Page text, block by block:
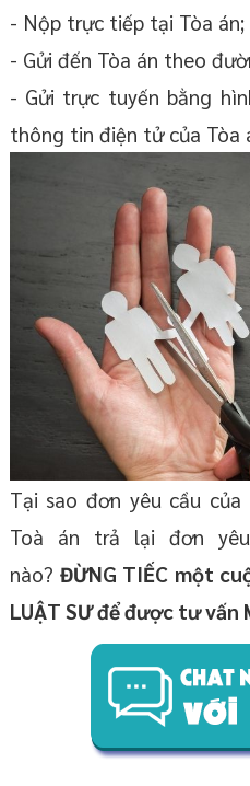
- Nộp trực tiếp tại Tòa án;
- Gửi đến Tòa án theo
- Gửi trực tuyến bằng
thông tin điện tử của Tòa
Tại sao đơn yêu cầu
Toà án trả lại đơn
nào?ĐỪNG TIẾC một
LUẬT SƯ để được tư vấn